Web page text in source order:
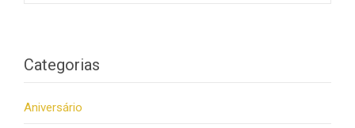
Categorias
Aniversário